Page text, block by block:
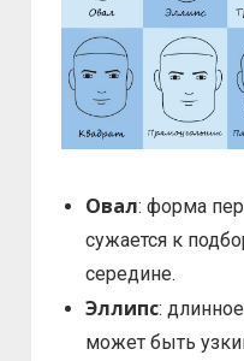
Овал: форма
сужается к
середине.
Эллипс:
может быть